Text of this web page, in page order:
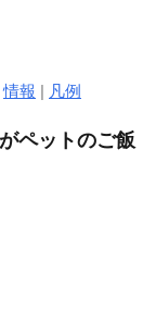
情報 | 凡例
ペットのご飯